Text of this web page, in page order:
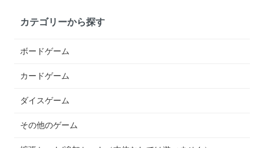
カテゴリーから探す
ボードゲーム
カードゲーム
ダイスゲーム
その他のゲーム